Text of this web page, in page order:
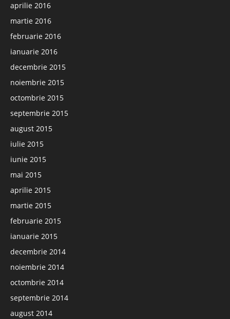
aprilie 2016
martie 2016
februarie 2016
ianuarie 2016
decembrie 2015
noiembrie 2015
octombrie 2015
septembrie 2015
august 2015
iulie 2015
iunie 2015
mai 2015
aprilie 2015
martie 2015
februarie 2015
ianuarie 2015
decembrie 2014
noiembrie 2014
octombrie 2014
septembrie 2014
august 2014